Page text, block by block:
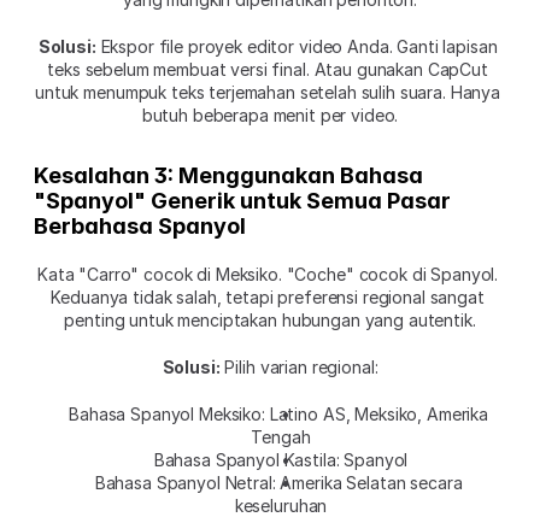
Solusi: Ekspor file proyek editor video Anda. Ganti lapisan
teks sebelum membuat versi final. Atau gunakan CapCut
untuk menumpuk teks terjemahan setelah sulih suara. Hanya
butuh beberapa menit per video.
Kesalahan 3: Menggunakan Bahasa
"Spanyol" Generik untuk Semua Pasar
Berbahasa Spanyol
Kata "Carro" cocok di Meksiko. "Coche" cocok di Spanyol.
Keduanya tidak salah, tetapi preferensi regional sangat
penting untuk menciptakan hubungan yang autentik.
Solusi: Pilih varian regional:
Bahasa Spanyol Meksiko: Latino AS, Meksiko, Amerika
Tengah
Bahasa Spanyol Kastila: Spanyol
Bahasa Spanyol Netral: Amerika Selatan secara
keseluruhan